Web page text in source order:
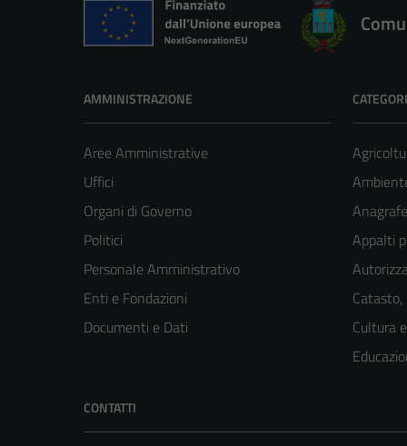
AMMINISTRAZIONE
Aree Amministrative
Uffici
Organi di Governo
Politici
Personale Amministrativo
Enti e Fondazioni
Documenti e Dati
Appalti
Catasto,
Cultura
CONTATTI